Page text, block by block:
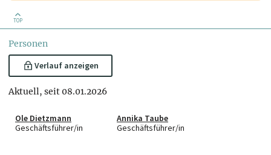
TOP
Personen
Verlauf anzeigen
Aktuell, seit 08.01.2026
Ole Dietzmann
Geschäftsführer/in
Annika Taube
Geschäftsführer/in